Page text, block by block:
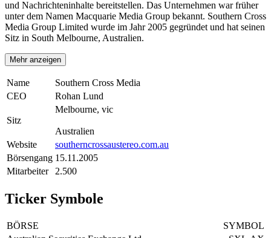
und Nachrichteninhalte bereitstellen. Das Unternehmen war früher
unter dem Namen Macquarie Media Group bekannt. Southern Cross
Media Group Limited wurde im Jahr 2005 gegründet und hat seinen
Sitz in South Melbourne, Australien.
Mehr anzeigen
Name
Southern Cross Media
CEO
Rohan Lund
Sitz
Melbourne, vic
Australien
Website
southerncrossaustereo.com.au
Börsengang 15.11.2005
Mitarbeiter
2.500
Ticker Symbole
BÖRSE
SYMBOL